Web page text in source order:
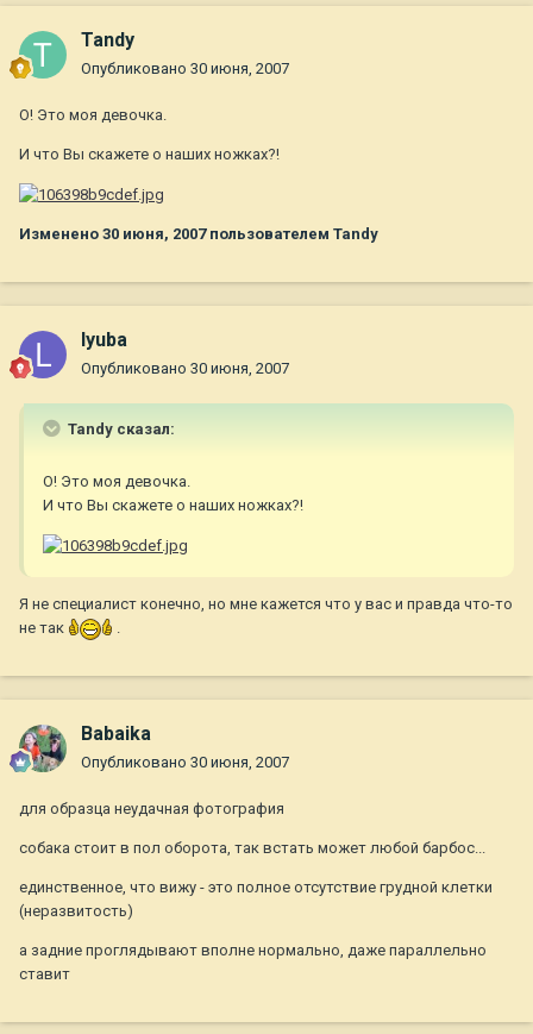
Tandy
Опубликовано 30 июня, 2007
О! Это моя девочка.
И что Вы скажете о наших ножках?!
Изменено 30 июня, 2007пользователем Tandy
lyuba
Опубликовано 30 июня, 2007
Tandy сказал:
О! Это моя девочка.
И что Вы скажете о наших ножках?!
Я не специалист конечно, но мне кажется что у вас и правда что-то
не так
Babaika
Опубликовано 30 июня, 2007
для образца неудачная фотография
собака стоит в пол оборота, так встать может любой барбос...
единственное, что вижу - это полное отсутствие грудной клетки
(неразвитость)
а задние проглядывают вполне нормально, даже параллельно
ставит